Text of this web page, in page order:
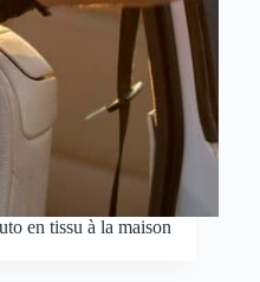
en tissu à la maison